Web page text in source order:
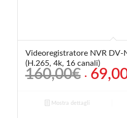
Videoregistratore NVR DV-
(H.265, 4k, 16 canali)
160,00€ Il
prezzo
era:
Mostra dettagli